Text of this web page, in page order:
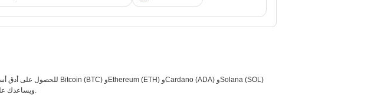
وDogecoin (DOGE) وغيرها. يسهّل المحوّل المباشر متابعة أزواج التداول مثل OKB/KRW ويساعدك على فهم السوق في ثوانٍ.